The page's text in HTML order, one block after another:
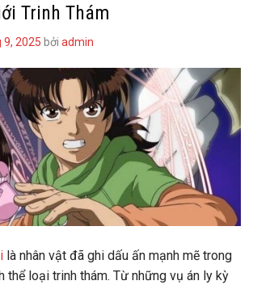
Trinh Thám
9, 2025 bởi admin
là nhân vật đã ghi dấu ấn mạnh mẽ trong
thể loại trinh thám. Từ những vụ án ly kỳ